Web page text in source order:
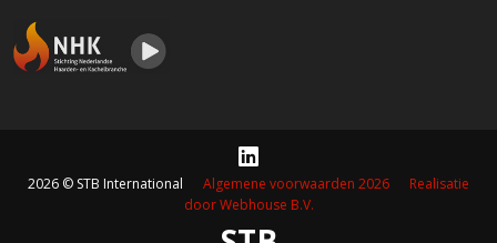
2026 © STB International Algemene voorwaarden 2026
Realisatie
door Webhouse B.V.